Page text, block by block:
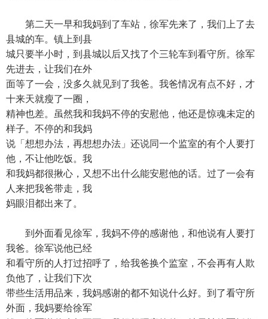
第二天一早和我妈到了车站，徐军先来了，我们上了去
县城的车。镇上到县
城只要半小时，到县城以后又找了个三轮车到看守所。徐军
先进去，让我们在外
面等了一会，没多久就见到了我爸。我爸情况有点不好，才
十来天就瘦了一圈，
精神也差。虽然我和我妈不停的安慰他，他还是惊魂未定的
样子。不停的和我妈
说「想想办法，再想想办法」还说同一个监室的有个人要打
他，不让他吃饭。我
和我妈都很揪心，又想不出什么能安慰他的话。过了一会有
人来把我爸带走，我
妈眼泪都出来了。
到外面看见徐军，我妈不停的感谢他，和他说有人要打
我爸。徐军说他已经
和看守所的人打过招呼了，给我爸换个监室，不会再有人欺
负他了，让我们下次
带些生活用品来，我妈感谢的都不知说什么好。到了看守所
外面，我妈要给徐军